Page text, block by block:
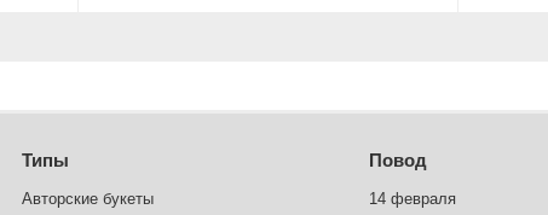
Типы
Авторские букеты
Повод
14 февраля